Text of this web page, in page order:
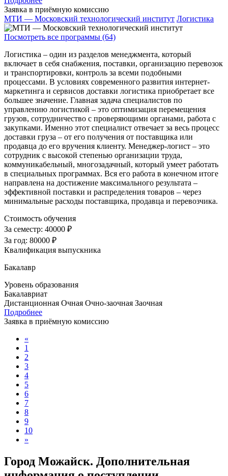
Заявка в приёмную комиссию
МТИ — Московский технологический институт Логистика
Посмотреть все программы (64)
Логистика – один из разделов менеджмента, который
включает в себя снабжения, поставки, организацию перевозок
и транспортировки, контроль за всеми подобными
процессами. В условиях современного развития интернет-
маркетинга и сервисов доставки логистика приобретает все
большее значение. Главная задача специалистов по
управлению логистикой – это оптимизация перемещения
грузов, сотрудничество с проверяющими органами, работа с
закупками. Именно этот специалист отвечает за весь процесс
доставки груза – от его получения от поставщика или
продавца до его вручения клиенту. Менеджер-логист – это
сотрудник с высокой степенью организации труда,
коммуникабельный, многозадачный, который умеет работать
в специальных программах. Вся его работа в конечном итоге
направлена на достижение максимального результата –
эффективной поставки и распределения товаров – через
минимальные расходы поставщика, продавца и перевозчика.
Стоимость обучения
За семестр: 40000 ₽
За год: 80000 ₽
Квалификация выпускника
Бакалавр
Уровень образования
Бакалавриат
Дистанционная Очная Очно-заочная Заочная
Подробнее
Заявка в приёмную комиссию
«
1
2
3
4
5
6
7
8
9
10
»
Город Можайск. Дополнительная